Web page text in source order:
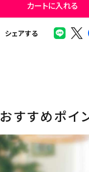
カートに入れる
シェアする
おすすめポイ